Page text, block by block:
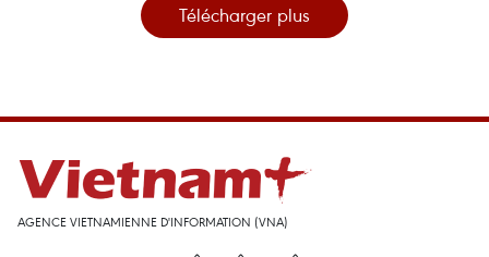
Télécharger plus
AGENCE VIETNAMIENNE D'INFORMATION (VNA)